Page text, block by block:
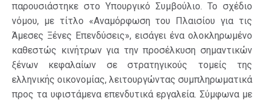
παρουσιάστηκε στο Υπουργικό Συμβούλιο. Το σχέδιο
νόμου, με τίτλο «Αναμόρφωση του Πλαισίου για τις
Άμεσες Ξένες Επενδύσεις», εισάγει ένα ολοκληρωμένο
καθεστώς κινήτρων για την προσέλκυση σημαντικών
ξένων κεφαλαίων σε στρατηγικούς τομείς της
ελληνικής οικονομίας, λειτουργώντας συμπληρωματικά
προς τα υφιστάμενα επενδυτικά εργαλεία. Σύμφωνα με